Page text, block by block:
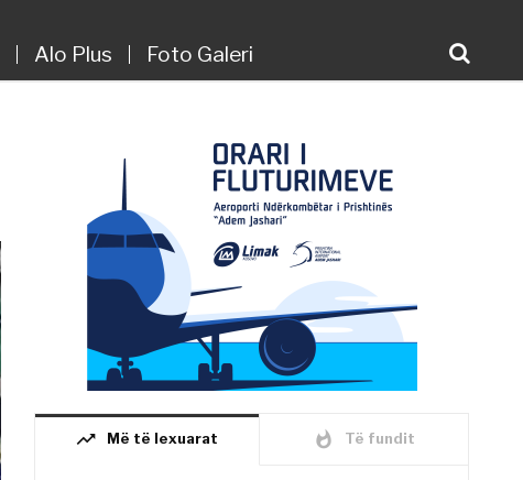
Alo Plus Foto Galeri
trending_up Më të lexuarat whatshot Të fundit